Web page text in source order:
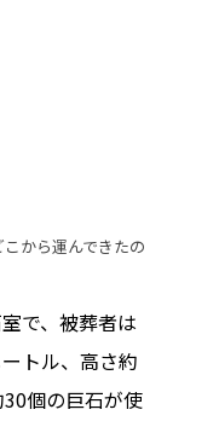
から運んできたの
で、被葬者は
トル、高さ約
個の巨石が使